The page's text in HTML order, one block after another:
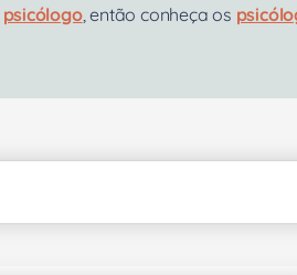
psicólogo, então conheça os